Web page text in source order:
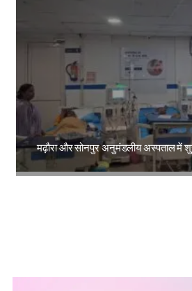
मढ़ौरा और सोनपुर अनुमंडलीय अस्पताल में
Amit Lekh